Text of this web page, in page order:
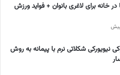
خانه برای لاغری بانوان + فواید ورزش
نیویورکی شکلاتی نرم با پیمانه به روش